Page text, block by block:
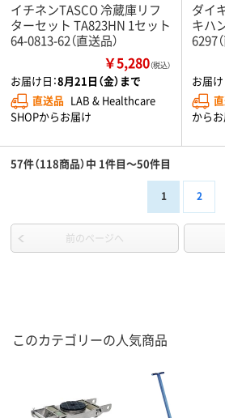
イチネンTASCO 冷蔵庫リフ
ターセット TA823HN 1セット
64-0813-62（直送品）
￥5,280（税込）
お届け日：8月21日（金）まで
直送品 LAB & Healthcare
SHOPからお届け
ダイ
キハ
6297
お届け
から
57件（118商品）中 1件目～50件目
1 2
前のページへ
このカテゴリーの人気商品